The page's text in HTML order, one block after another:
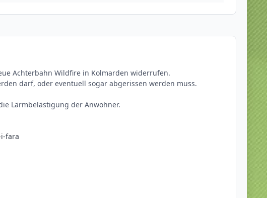
Achterbahn Wildfire in Kolmarden widerrufen.
darf, oder eventuell sogar abgerissen werden muss.
Lärmbelästigung der Anwohner.
fara